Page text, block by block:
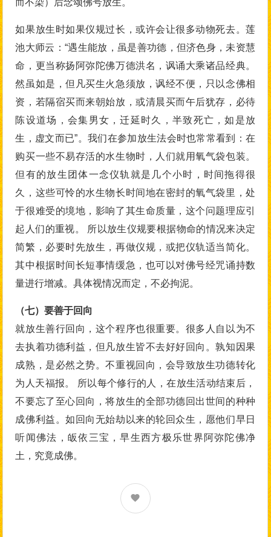
而不染）后念颂佛号放生。
如果放生时如果仪规过长，或许会让很多动物死去。莲
池大师云：“遇生能放，虽是善功德，但济色身，未资慧
命，更当称扬阿弥陀佛万德洪名，讽诵大乘诸品经典。
然虽如是，但凡买生火急须放，讽经不便，只以念佛相
资，若隔宿买而来朝始放，或清晨买而午后犹存，必待
陈设道场，会集男女，迁延时久，半致死亡，如是放
生，虚文而已”。我们在参加放生法会时也常常看到：在
购买一些不易存活的水生物时，人们就用氧气袋包装。
但有的放生团体一念仪轨就是几个小时，时间拖得很
久，这些可怜的水生物长时间地在密封的氧气袋里，处
于很难受的境地，影响了其生命质量，这个问题理应引
起人们的重视。 所以放生仪规要根据物命的情况来决定
简繁，必要时先放生，再做仪规，或把仪轨适当简化。
其中根据时间长短事情缓急，也可以对佛号经咒诵持数
量进行增减。具体视情况而定，不必拘泥。
（七）要善于回向
就放生善行回向，这个程序也很重要。很多人自以为不
去执着功德利益，但凡放生皆不去好好回向。孰知因果
成熟，是必然之势。不重视回向，会导致放生功德转化
为人天福报。 所以每个修行的人，在放生活动结束后，
不要忘了至心回向，将放生的全部功德回出世间的种种
成佛利益。如回向无始劫以来的轮回众生，愿他们早日
听闻佛法，皈依三宝，早生西方极乐世界阿弥陀佛净
土，究竟成佛。